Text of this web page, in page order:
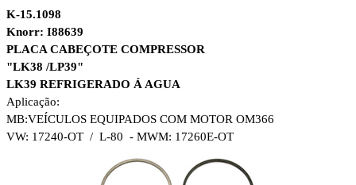
K-15.1098
Knorr: I88639
PLACA CABEÇOTE COMPRESSOR
"LK38 /LP39"
LK39 REFRIGERADO Á AGUA
Aplicação:
MB:VEÍCULOS EQUIPADOS COM MOTOR OM366
VW: 17240-OT / L-80 - MWM: 17260E-OT